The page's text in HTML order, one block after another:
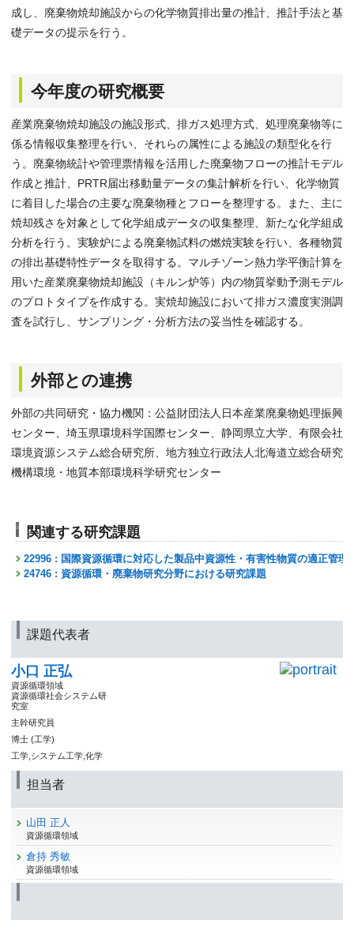
成し、廃棄物焼却施設からの化学物質排出量の推計、推計手法と基
礎データの提示を行う。
今年度の研究概要
産業廃棄物焼却施設の施設形式、排ガス処理方式、処理廃棄物等に
係る情報収集整理を行い、それらの属性による施設の類型化を行
う。廃棄物統計や管理票情報を活用した廃棄物フローの推計モデル
作成と推計、PRTR届出移動量データの集計解析を行い、化学物質
に着目した場合の主要な廃棄物種とフローを整理する。また、主に
焼却残さを対象として化学組成データの収集整理、新たな化学組成
分析を行う。実験炉による廃棄物試料の燃焼実験を行い、各種物質
の排出基礎特性データを取得する。マルチゾーン熱力学平衡計算を
用いた産業廃棄物焼却施設（キルン炉等）内の物質挙動予測モデル
のプロトタイプを作成する。実焼却施設において排ガス濃度実測調
査を試行し、サンプリング・分析方法の妥当性を確認する。
外部との連携
外部の共同研究・協力機関：公益財団法人日本産業廃棄物処理振興
センター、埼玉県環境科学国際センター、静岡県立大学、有限会社
環境資源システム総合研究所、地方独立行政法人北海道立総合研究
機構環境・地質本部環境科学研究センター
関連する研究課題
22996 : 国際資源循環に対応した製品中資源性・有害性物質の適正管理
24746 : 資源循環・廃棄物研究分野における研究課題
課題代表者
小口 正弘
資源循環領域
資源循環社会システム研
究室
主幹研究員
博士 (工学)
工学,システム工学,化学
担当者
山田 正人
資源循環領域
倉持 秀敏
資源循環領域